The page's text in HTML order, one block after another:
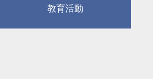
教育活動